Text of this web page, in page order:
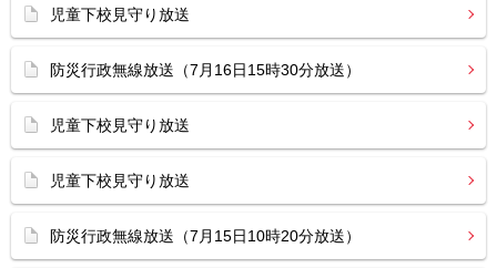
児童下校見守り放送
防災行政無線放送（7月16日15時30分放送）
児童下校見守り放送
児童下校見守り放送
防災行政無線放送（7月15日10時20分放送）